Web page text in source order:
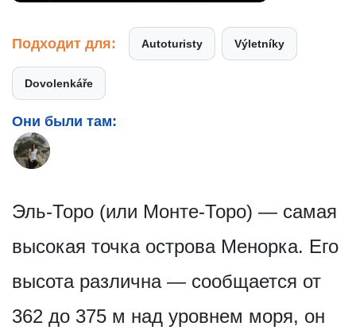
Подходит для: Autoturisty Výletníky
Dovolenkáře
Они были там:
Эль-Торо (или Монте-Торо) — самая
высокая точка острова Менорка. Его
высота различна — сообщается от
362 до 375 м над уровнем моря, он